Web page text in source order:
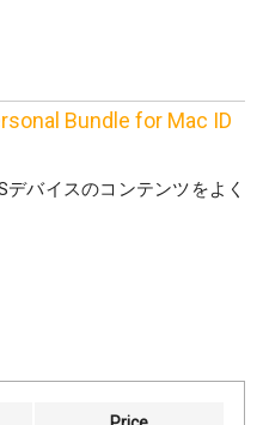
Bundle for Mac ID
バイスのコンテンツをよく